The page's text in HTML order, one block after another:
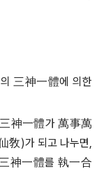
三神一體에 의한
神一體가 萬事萬
敎)가 되고 나누면,
神一體를 執一合